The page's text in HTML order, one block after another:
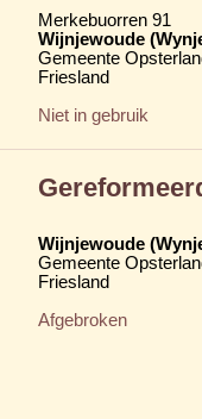
Merkebuorren 91
Wijnjewoude
Gemeente
Friesland
Niet in gebruik
Wijnjewoude
Gemeente
Friesland
Afgebroken